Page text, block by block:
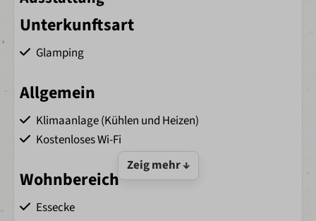
Unterkunftsart
Glamping
Allgemein
Klimaanlage (Kühlen und Heizen)
Kostenloses Wi-Fi
Wohnbereich
Essecke
Zeig mehr ↓